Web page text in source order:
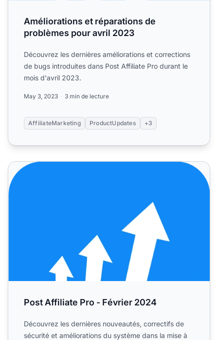
Améliorations et réparations de
problèmes pour avril 2023
Découvrez les dernières améliorations et corrections
de bugs introduites dans Post Affiliate Pro durant le
mois d'avril 2023.
May 3, 2023 3 min de lecture
AffiliateMarketing ProductUpdates +3
Post Affiliate Pro - Février 2024
Post Affiliate Pro - Février 2024
Découvrez les dernières nouveautés, correctifs de
sécurité et améliorations du système dans la mise à